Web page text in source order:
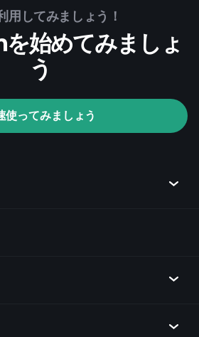
用してみましょう！
始めてみましょ
う
使ってみましょう